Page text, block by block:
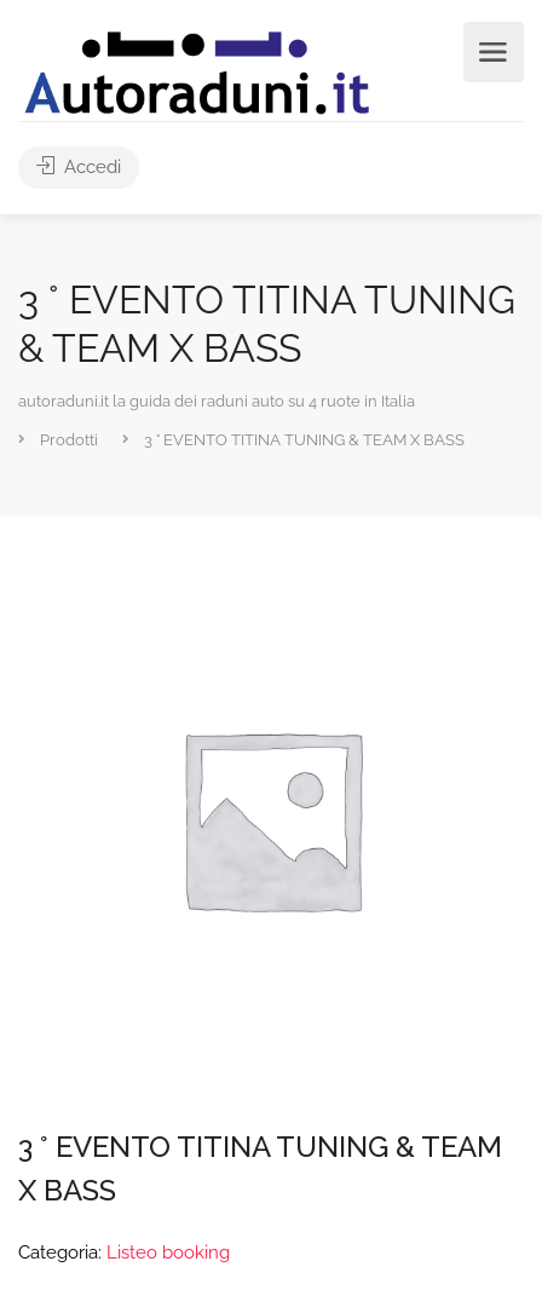
Accedi
3 ° EVENTO TITINA TUNING
& TEAM X BASS
autoraduni.it la guida dei raduni auto su 4 ruote in Italia
Prodotti 3 ° EVENTO TITINA TUNING & TEAM X BASS
3 ° EVENTO TITINA TUNING & TEAM
X BASS
Categoria: Listeo booking